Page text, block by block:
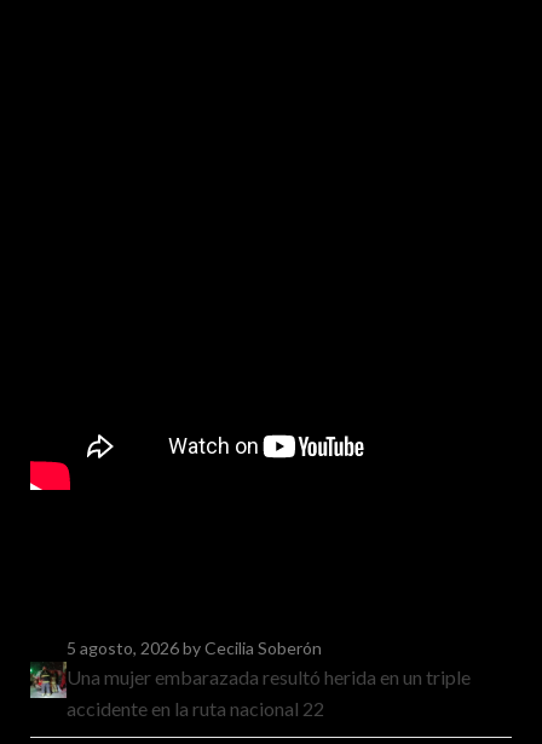
5 agosto, 2026by Cecilia Soberón
Una mujer embarazada resultó herida en un triple
accidente en la ruta nacional 22